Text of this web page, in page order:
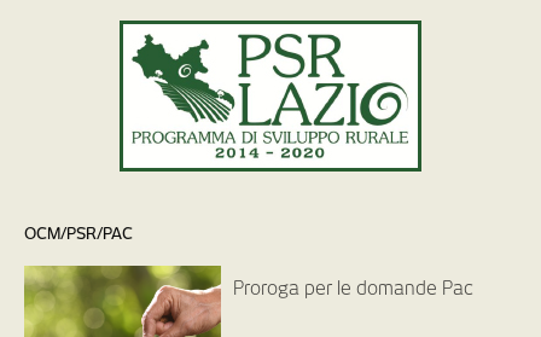
OCM/PSR/PAC
Proroga per le domande Pac